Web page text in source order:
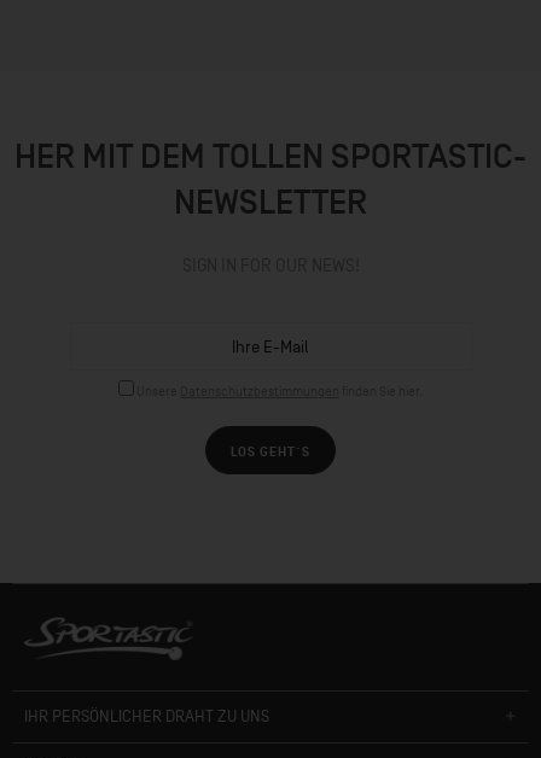
HER MIT DEM TOLLEN SPORTASTIC-
NEWSLETTER
LOS GEHT´S
IHR PERSÖNLICHER DRAHT ZU UNS